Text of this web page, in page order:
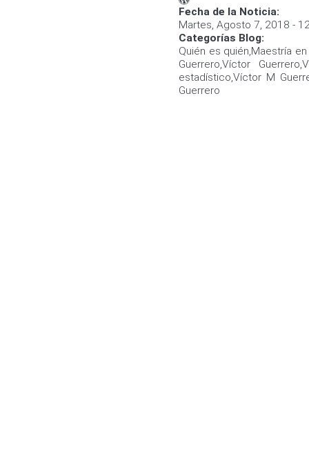
Fecha de la Noticia:
Martes, Agosto 7, 2018 -
Categorías Blog:
Quién es quién,Maestría
Guerrero,Víctor
estadístico,Víctor M
Guerrero